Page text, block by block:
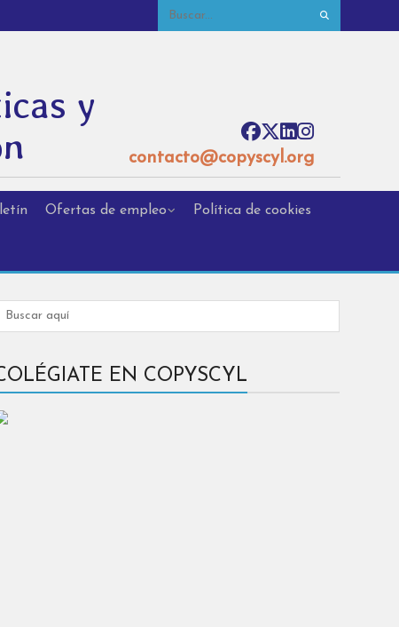
y
contacto@copyscyl.org
Ofertas de empleo Política de cookies
EN COPYSCYL